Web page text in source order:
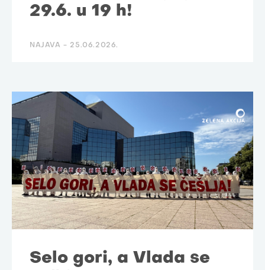
29.6. u 19 h!
NAJAVA - 25.06.2026.
Selo gori, a Vlada se